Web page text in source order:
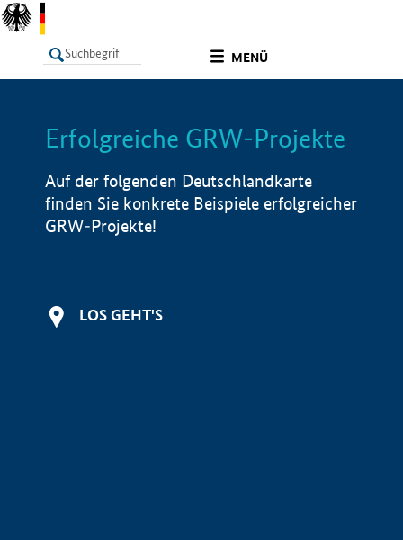
MENÜ
LISTE Info
Erfolgreiche GRW-Projekte
Auf der folgenden Deutschlandkarte
finden Sie konkrete Beispiele erfolgreicher
GRW-Projekte!
LOS GEHT'S